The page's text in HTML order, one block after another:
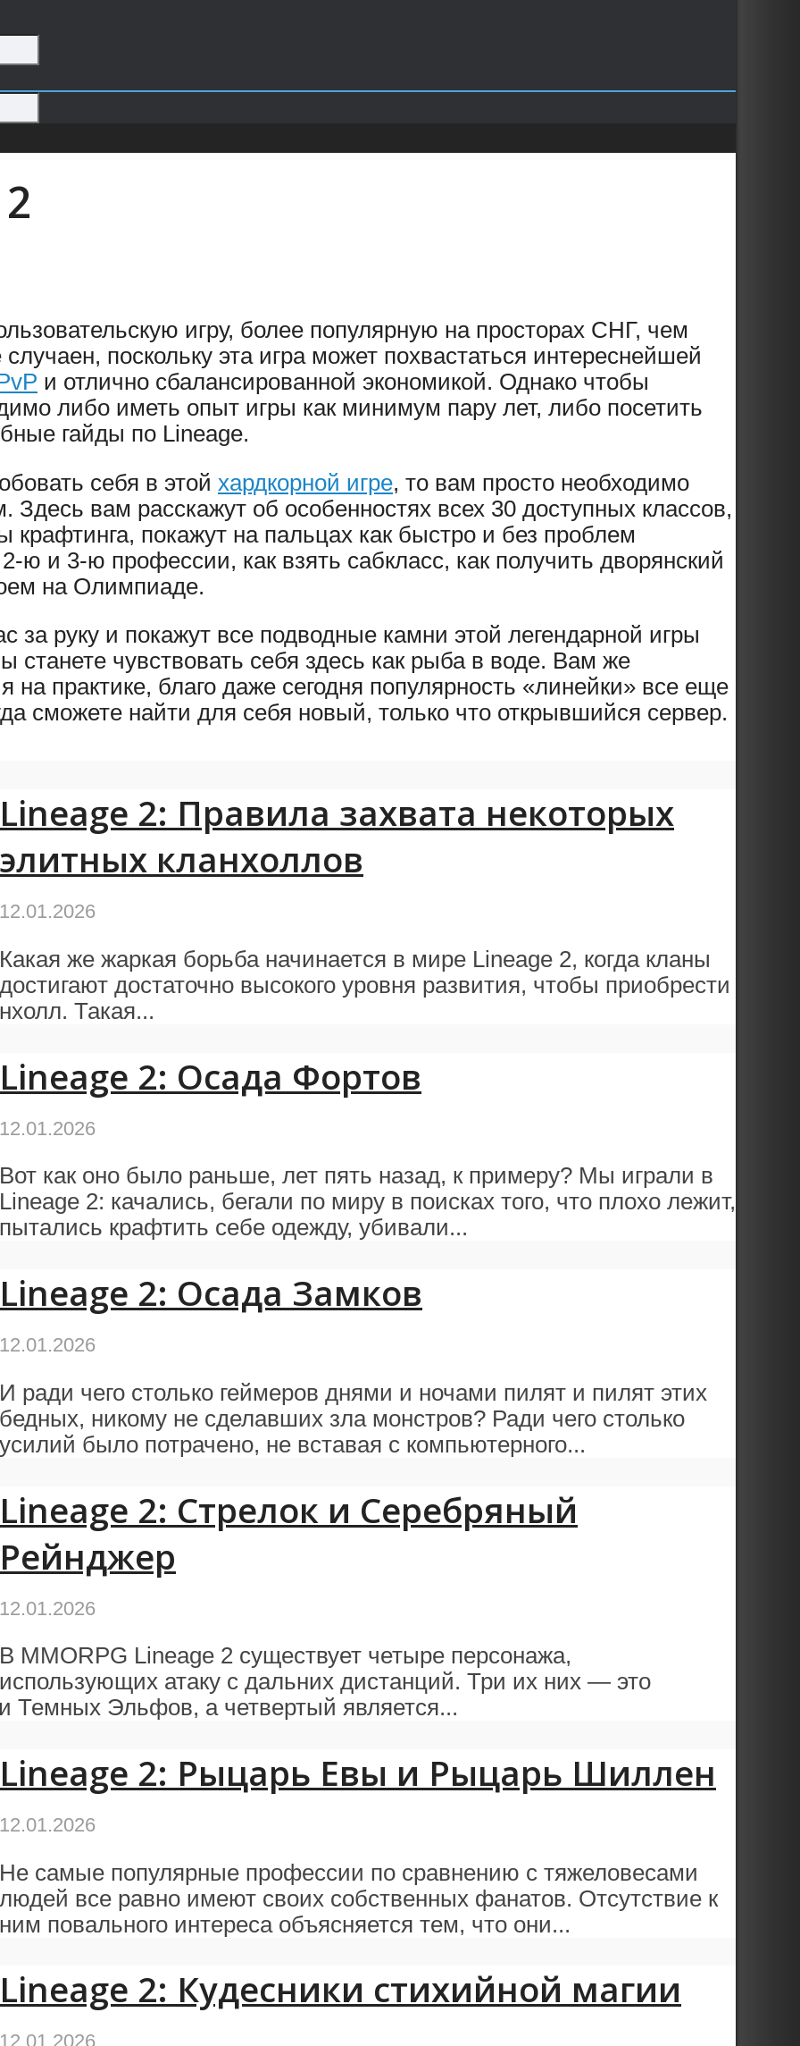
игру, более популярную на просторах СНГ, чем
поскольку эта игра может похвастаться интереснейшей
и отлично сбалансированной экономикой. Однако чтобы
либо иметь опыт игры как минимум пару лет, либо посетить
гайды по Lineage.
себя в этой хардкорной игре, то вам просто необходимо
Здесь вам расскажут об особенностях всех 30 доступных классов,
крафтинга, покажут на пальцах как быстро и без проблем
ю и 3-ю профессии, как взять сабкласс, как получить дворянский
на Олимпиаде.
за руку и покажут все подводные камни этой легендарной игры
станете чувствовать себя здесь как рыба в воде. Вам же
на практике, благо даже сегодня популярность «линейки» все еще
сможете найти для себя новый, только что открывшийся сервер.
Lineage 2: Правила захвата некоторых
элитных кланхоллов
12.01.2026
Какая же жаркая борьба начинается в мире Lineage 2, когда кланы
достигают достаточно высокого уровня развития, чтобы приобрести
Такая...
Lineage 2: Осада Фортов
12.01.2026
Вот как оно было раньше, лет пять назад, к примеру? Мы играли в
Lineage 2: качались, бегали по миру в поисках того, что плохо лежит,
пытались крафтить себе одежду, убивали...
Lineage 2: Осада Замков
12.01.2026
И ради чего столько геймеров днями и ночами пилят и пилят этих
бедных, никому не сделавших зла монстров? Ради чего столько
усилий было потрачено, не вставая с компьютерного...
Lineage 2: Стрелок и Серебряный
Рейнджер
12.01.2026
В MMORPG Lineage 2 существует четыре персонажа,
использующих атаку с дальних дистанций. Три их них — это
Темных Эльфов, а четвертый является...
Lineage 2: Рыцарь Евы и Рыцарь Шиллен
12.01.2026
Не самые популярные профессии по сравнению с тяжеловесами
людей все равно имеют своих собственных фанатов. Отсутствие к
ним повального интереса объясняется тем, что они...
Lineage 2: Кудесники стихийной магии
12.01.2026